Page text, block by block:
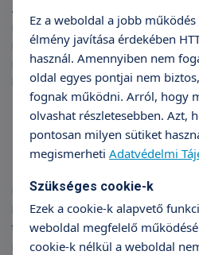
Abban a széleskörű
nyújtani tudunk, csak
műtétet végzünk és 30.000 főre
nagysága. A tavalyi 300
köszönhetően pedig egy XXI.
Róbert Kórház.
Milyen vágya
szeretne a
Újabb elégedett és boldog
legfontosabb. Jó lenne látni azt is,
technikák, új műtéti eljárások
mindaz, amiért a kezdetektől
Ez a weboldal a jobb
élmény javítása érdekében
használ. Amennyiben nem
oldal egyes pontjai nem
fognak működni. Arról, hogy
olvashat részletesebben. Azt,
pontosan milyen sütiket
megismerheti Adatvédelmi
Szükséges cookie-k
Ezek a cookie-k alapvető
weboldal megfelelő
cookie-k nélkül a weboldal